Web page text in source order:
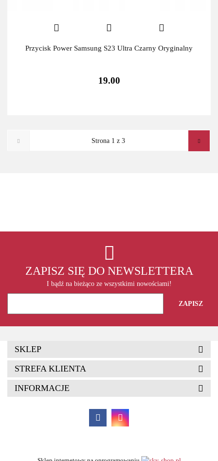
Przycisk Power Samsung S23 Ultra Czarny Oryginalny
19.00
ZAPISZ SIĘ DO NEWSLETTERA
I bądź na bieżąco ze wszystkimi nowościami!
SKLEP
STREFA KLIENTA
INFORMACJE